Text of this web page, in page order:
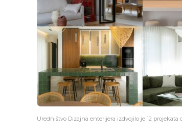
Uredništvo Dizajna enterijera izdvojilo je 12